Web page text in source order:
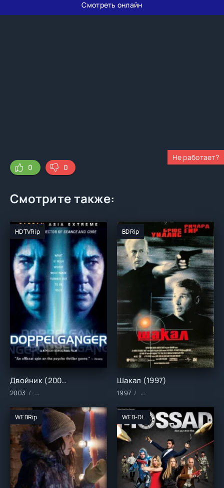
Смотреть онлайн
Не работает?
0
0
Смотрите также:
HDTVRip
Двойник (2003)
2003 Фильмы/Зарубежные/Комедии/Триллеры/Фэнтези
BDRip
Шакал (1997)
1997 Фильмы/Зарубежные/
WEBRip WEB-DL